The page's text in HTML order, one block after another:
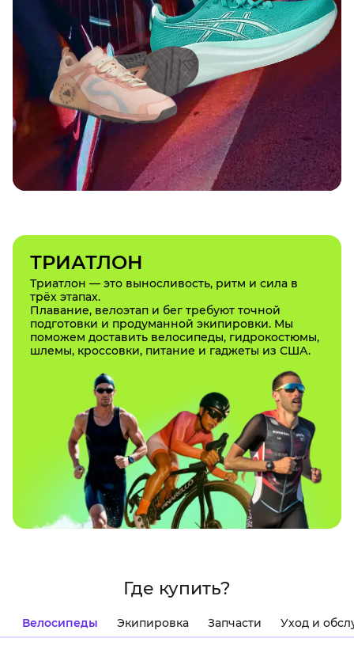
ТРИАТЛОН
Триатлон — это выносливость, ритм и сила в
трёх этапах.
Плавание, велоэтап и бег требуют точной
подготовки и продуманной экипировки. Мы
поможем доставить велосипеды, гидрокостюмы,
шлемы, кроссовки, питание и гаджеты из США.
Где купить?
Велосипеды Экипировка Запчасти Уход и